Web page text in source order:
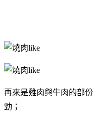
再來是雞肉與牛肉的部
勁；